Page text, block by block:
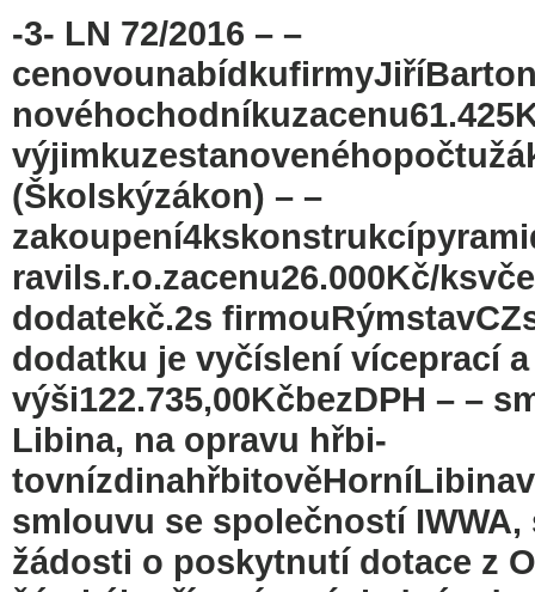
-3- LN 72/2016 – –
(Školskýzákon) – –
ravils.r.o.zacenu26.000Kč/
dodatekč.2s
dodatku je vyčíslení víceprací
výši122.735,00KčbezDPH – –
Libina, na opravu hřbi-
smlouvu se společností
žádosti o poskytnutí dotace z